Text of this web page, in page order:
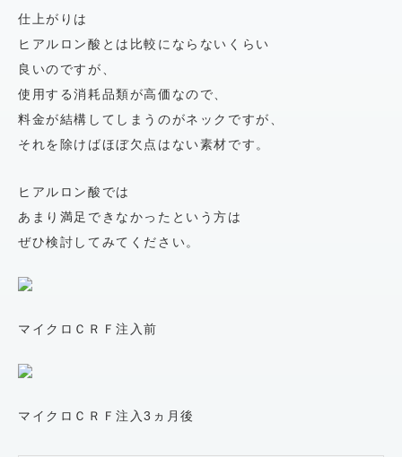
仕上がりは
ヒアルロン酸とは比較にならないくらい
良いのですが、
使用する消耗品類が高価なので、
料金が結構してしまうのがネックですが、
それを除けばほぼ欠点はない素材です。
ヒアルロン酸では
あまり満足できなかったという方は
ぜひ検討してみてください。
マイクロＣＲＦ注入前
マイクロＣＲＦ注入3ヵ月後